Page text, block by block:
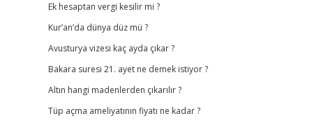
Ek hesaptan vergi kesilir mi ?
Kur’an’da dünya düz mü ?
Avusturya vizesi kaç ayda çıkar ?
Bakara suresi 21. ayet ne demek istiyor ?
Altın hangi madenlerden çıkarılır ?
Tüp açma ameliyatının fiyatı ne kadar ?